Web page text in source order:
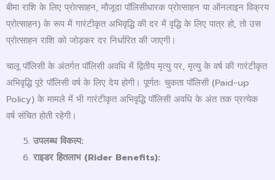
बीमा राशि के लिए प्रोत्साहन, मौजूदा पॉलिसीधारक प्रोत्साहन या ऑनलाइन विक्रय
प्रोत्साहन) के रूप में गारंटीकृत अभिवृद्धि की दर में वृद्धि के लिए पात्र हो, तो उस
प्रोत्साहन राशि को जोड़कर दर निर्धारित की जाएगी।
चालू पॉलिसी के अंतर्गत पॉलिसी अवधि में द्वितीय मृत्यु पर, मृत्यु के वर्ष की गारंटीकृत
अभिवृद्धि पूरे पॉलिसी वर्ष के लिए देय होगी। पूर्णतः चुकता पॉलिसी (Paid-up
Policy) के मामले में भी गारंटीकृत अभिवृद्धि पॉलिसी अवधि के अंत तक प्रत्येक
वर्ष संचित होती रहेगी।
उपलब्ध विकल्प:
राइडर हितलाभ (Rider Benefits):